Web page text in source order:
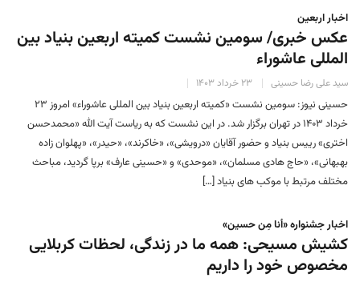
اخبار اربعین
عکس خبری/ سومین نشست کمیته اربعین بنیاد بین
المللی عاشوراء
سید علی رضا حسینی ۲۳ خرداد ۱۴۰۳
حسینی نیوز: سومین نشست «کمیته اربعین بنیاد بین المللی عاشوراء» امروز ۲۳
خرداد ۱۴۰۳ در تهران برگزار شد. در این نشست که به ریاست آیت الله «محمدحسن
اختری» رییس بنیاد و حضور آقایان «درویشی»، «خاکرند»، «حیدر»، «پهلوان زاده
بهبهانی»، «حاج هادی مسلمان»، «موحدی» و «حسینی عارف» برپا گردید، مباحث
مختلف مرتبط با موکب های بنیاد […]
اخبار جشنواره «أنا مِن حسین»
کشیش مسیحی: همه ما در زندگی، لحظات کربلایی
مخصوص خود را داریم